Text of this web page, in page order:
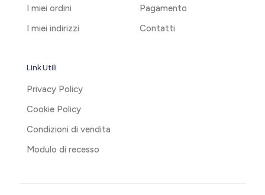
I miei ordini
I miei indirizzi
Pagamento
Contatti
Link Utili
Privacy Policy
Cookie Policy
Condizioni di vendita
Modulo di recesso